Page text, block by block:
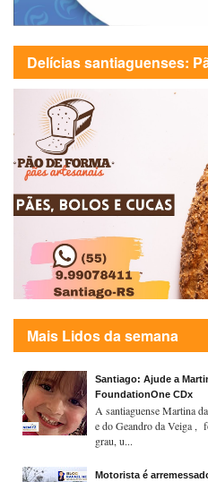
Delícias santiaguenses:
Mais Lidos da semana
Santiago: Ajude a
FoundationOne CDx
A santiaguense Martina
e do Geandro da Veiga ,
grau, u...
Motorista é